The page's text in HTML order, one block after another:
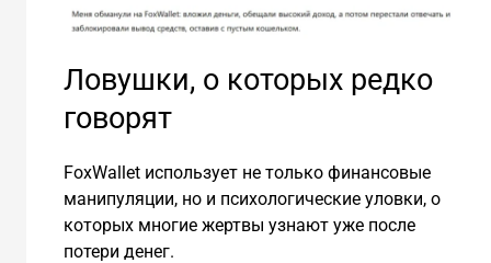
Ловушки, о которых редко
говорят
FoxWallet использует не только финансовые
манипуляции, но и психологические уловки, о
которых многие жертвы узнают уже после
потери денег.